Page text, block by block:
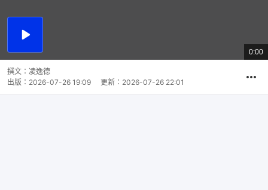
播
總
共
0:00
撰文： 凌逸德
出版： 2026-07-26 19:09 更新： 2026-07-26 22:01